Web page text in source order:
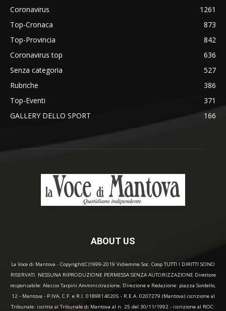
Coronavirus
1261
Top-Cronaca
873
Top-Provincia
842
Coronavirus top
636
Senza categoria
527
Rubriche
386
Top-Eventi
371
GALLERY DELLO SPORT
166
ABOUT US
La Voce di Mantova - Copyright(C)1999-2019 Vidiemme Soc. Coop TUTTI I DIRITTI SONO
RISERVATI. NESSUNA RIPRODUZIONE PERMESSA SENZA AUTORIZZAZIONE Direttore
responsabile: Alessio Tarpini Amministrazione, Direzione e Redazione: piazza Sordello,
12 - Mantova - P.IVA, C.F. e R.I. 01898140205 - R.E.A. 0207279 (Mantova) iscrizione al
Tribunale: iscritta al Tribunale di Mantova al n. 25 del 30/11/1992 - iscrizione al ROC: